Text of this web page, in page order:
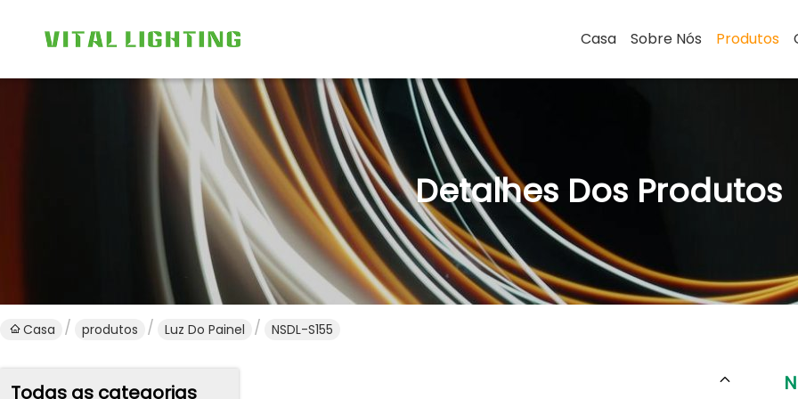
Casa Sobre Nós Produtos
Detalhes Dos Produtos
Casa produtos Luz Do Painel NSDL-S155
Todas as categorias